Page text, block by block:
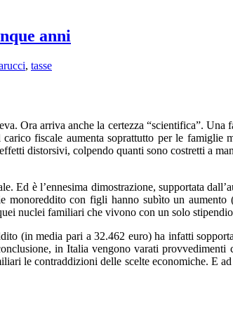
anni
, tasse
Ora arriva anche la certezza “scientifica”.
fiscale aumenta soprattutto per le
distorsivi, colpendo quanti sono costretti a
è l’ennesima dimostrazione, supportata
monoreddito con figli hanno subìto un
nuclei familiari che vivono con un solo
(in media pari a 32.462 euro) ha infatti
in Italia vengono varati
le contraddizioni delle scelte economiche. E